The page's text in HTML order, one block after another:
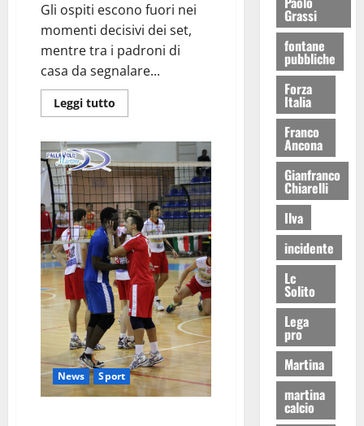
Gli ospiti escono fuori nei
momenti decisivi dei set,
mentre tra i padroni di
casa da segnalare...
Leggi tutto
News Sport
Grassi
fontane
pubbliche
Forza
Italia
Franco
Ancona
Gianfranco
Chiarelli
Ilva
incidente
Lc
Solito
Lega
pro
Martina
martina
calcio